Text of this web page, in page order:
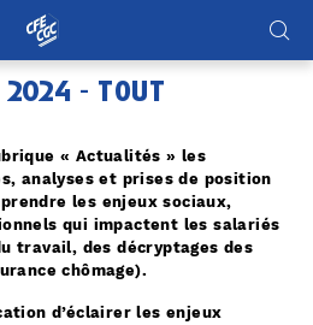
- tout
« Actualités » les
analyses et prises de position
les enjeux sociaux,
qui impactent les salariés
travail, des décryptages des
chômage).
d’éclairer les enjeux